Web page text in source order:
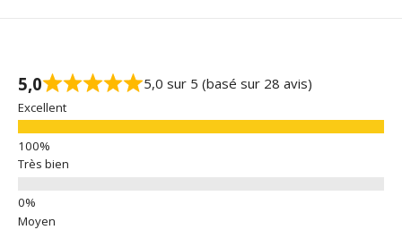
5,0 5,0 sur 5 (basé sur 28 avis)
Excellent
Très bien
Moyen